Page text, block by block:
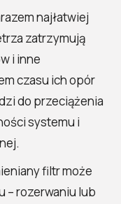
najłatwiej
zatrzymują
i inne
czasu ich opór
do przeciążenia
systemu i
filtr może
– rozerwaniu lub